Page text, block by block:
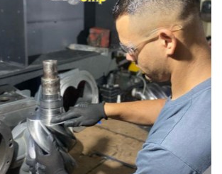
BRASIL